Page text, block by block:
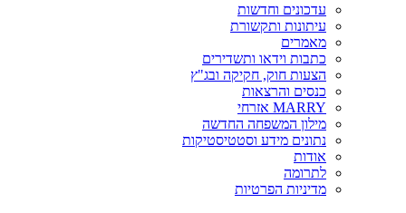
עדכונים וחדשות
עיתונות ותקשורת
מאמרים
כתבות וידאו ותשדירים
הצעות חוק, חקיקה ובג"ץ
כנסים והרצאות
MARRY אזרחי
מילון המשפחה החדשה
נתונים מידע וסטטיסטיקות
אודות
לתרומה
מדיניות הפרטיות